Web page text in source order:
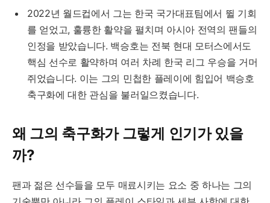
2022년 월드컵에서 그는 한국 국가대표팀에서 뛸 기회
를 얻었고, 훌륭한 활약을 펼치며 아시아 전역의 팬들의
인정을 받았습니다. 백승호는 전북 현대 모터스에서도
핵심 선수로 활약하며 여러 차례 한국 리그 우승을 거머
쥐었습니다. 이는 그의 민첩한 플레이에 힘입어 백승호
축구화에 대한 관심을 불러일으켰습니다.
왜 그의 축구화가 그렇게 인기가 있을
까?
팬과 젊은 선수들을 모두 매료시키는 요소 중 하나는 그의